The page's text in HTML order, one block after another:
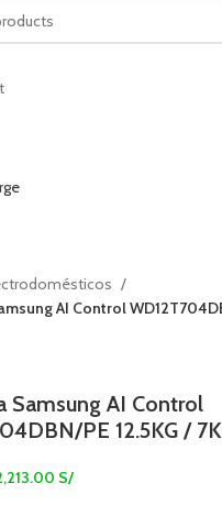
AI Control
Samsung AI Control
PE 12.5KG /
S/